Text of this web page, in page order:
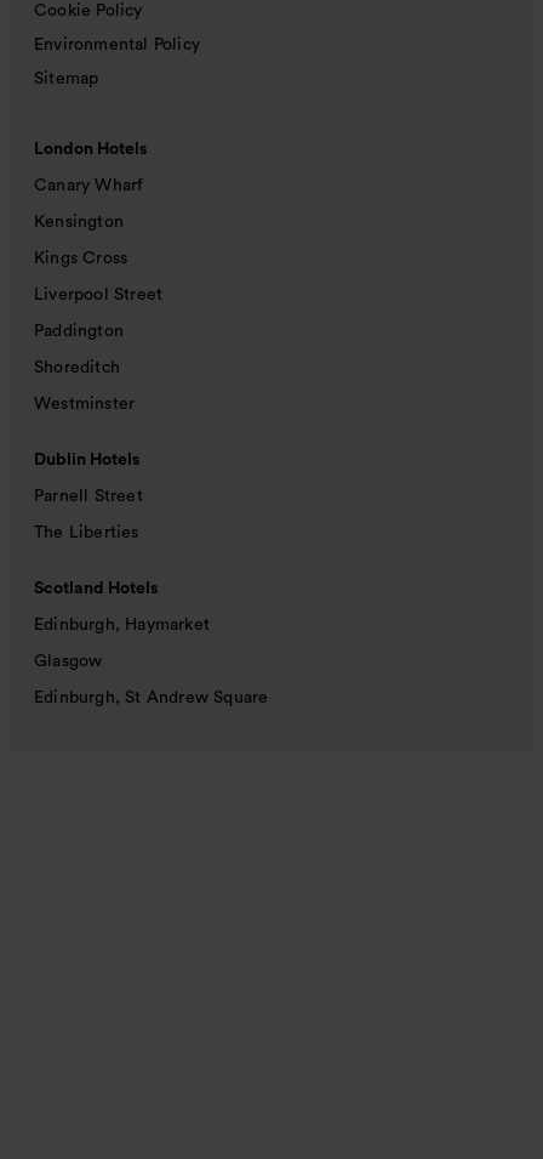
Cookie Policy
Environmental Policy
Sitemap
London Hotels
Canary Wharf
Kensington
Kings Cross
Liverpool Street
Paddington
Shoreditch
Westminster
Dublin Hotels
Parnell Street
The Liberties
Scotland Hotels
Edinburgh, Haymarket
Glasgow
Edinburgh, St Andrew Square